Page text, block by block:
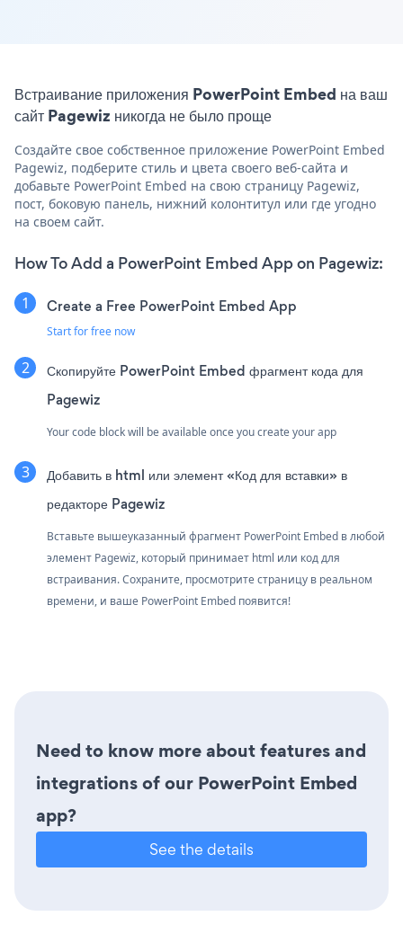
Встраивание приложения PowerPoint Embed на ваш
сайт Pagewiz никогда не было проще
Создайте свое собственное приложение PowerPoint Embed
Pagewiz, подберите стиль и цвета своего веб-сайта и
добавьте PowerPoint Embed на свою страницу Pagewiz,
пост, боковую панель, нижний колонтитул или где угодно
на своем сайт.
How To Add a PowerPoint Embed App on Pagewiz:
Create a Free PowerPoint Embed App
Start for free now
Скопируйте PowerPoint Embed фрагмент кода для
Pagewiz
Your code block will be available once you create your app
Добавить в html или элемент «Код для вставки» в
редакторе Pagewiz
Вставьте вышеуказанный фрагмент PowerPoint Embed в любой
элемент Pagewiz, который принимает html или код для
встраивания. Сохраните, просмотрите страницу в реальном
времени, и ваше PowerPoint Embed появится!
Need to know more about features and
integrations of our PowerPoint Embed
app?
See the details